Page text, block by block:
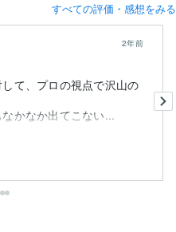
すべての評価・感想をみる
2年前
て、プロの視点で沢山の
かなか出てこない...